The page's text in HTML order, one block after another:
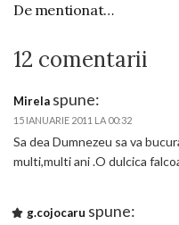
De mentionat…
12 comentarii
Mirela spune:
15 IANUARIE 2011 LA 00:32
Sa dea Dumnezeu sa va
multi,multi ani .O dulcica
g.cojocaru spune: